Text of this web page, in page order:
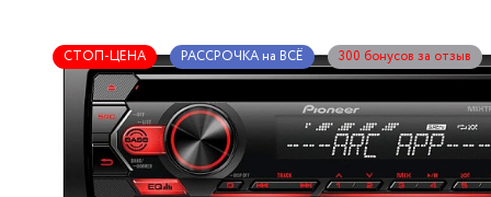
СТОП-ЦЕНА РАССРОЧКА на ВСЁ 300 бонусов за отзыв